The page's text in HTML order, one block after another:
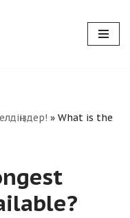
» What is the